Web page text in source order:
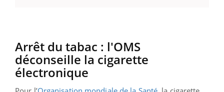
Arrêt du tabac : l'OMS
déconseille la cigarette
électronique